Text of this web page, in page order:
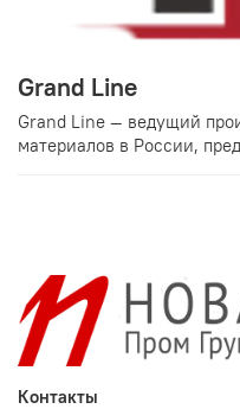
Grand Line
Grand Line — ведущий
материалов в России,
Контакты